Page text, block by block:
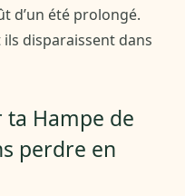
d’un été prolongé.
disparaissent dans
Hampe de
perdre en